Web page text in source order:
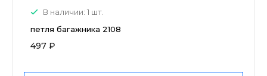
В наличии: 1 шт.
петля багажника 2108
497 ₽